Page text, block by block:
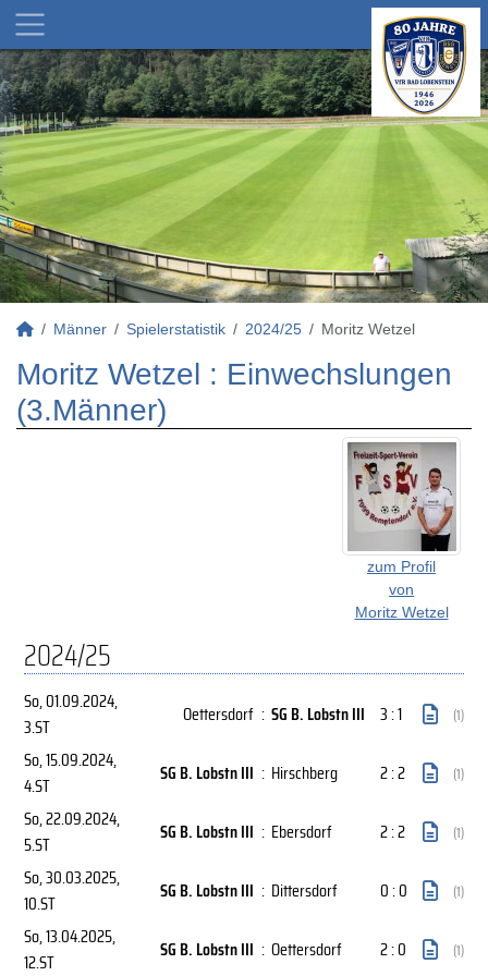
Männer Spielerstatistik 2024/25 Moritz Wetzel
Moritz Wetzel : Einwechslungen
(3.Männer)
zum Profil
von
Moritz Wetzel
2024/25
So, 01.09.2024,
3.ST
Oettersdorf : SG B. Lobstn III 3 : 1 (1)
So, 15.09.2024,
4.ST
SG B. Lobstn III : Hirschberg 2 : 2 (1)
So, 22.09.2024,
5.ST
SG B. Lobstn III : Ebersdorf 2 : 2 (1)
So, 30.03.2025,
10.ST
SG B. Lobstn III : Dittersdorf 0 : 0 (1)
So, 13.04.2025,
12.ST
SG B. Lobstn III : Oettersdorf 2 : 0 (1)